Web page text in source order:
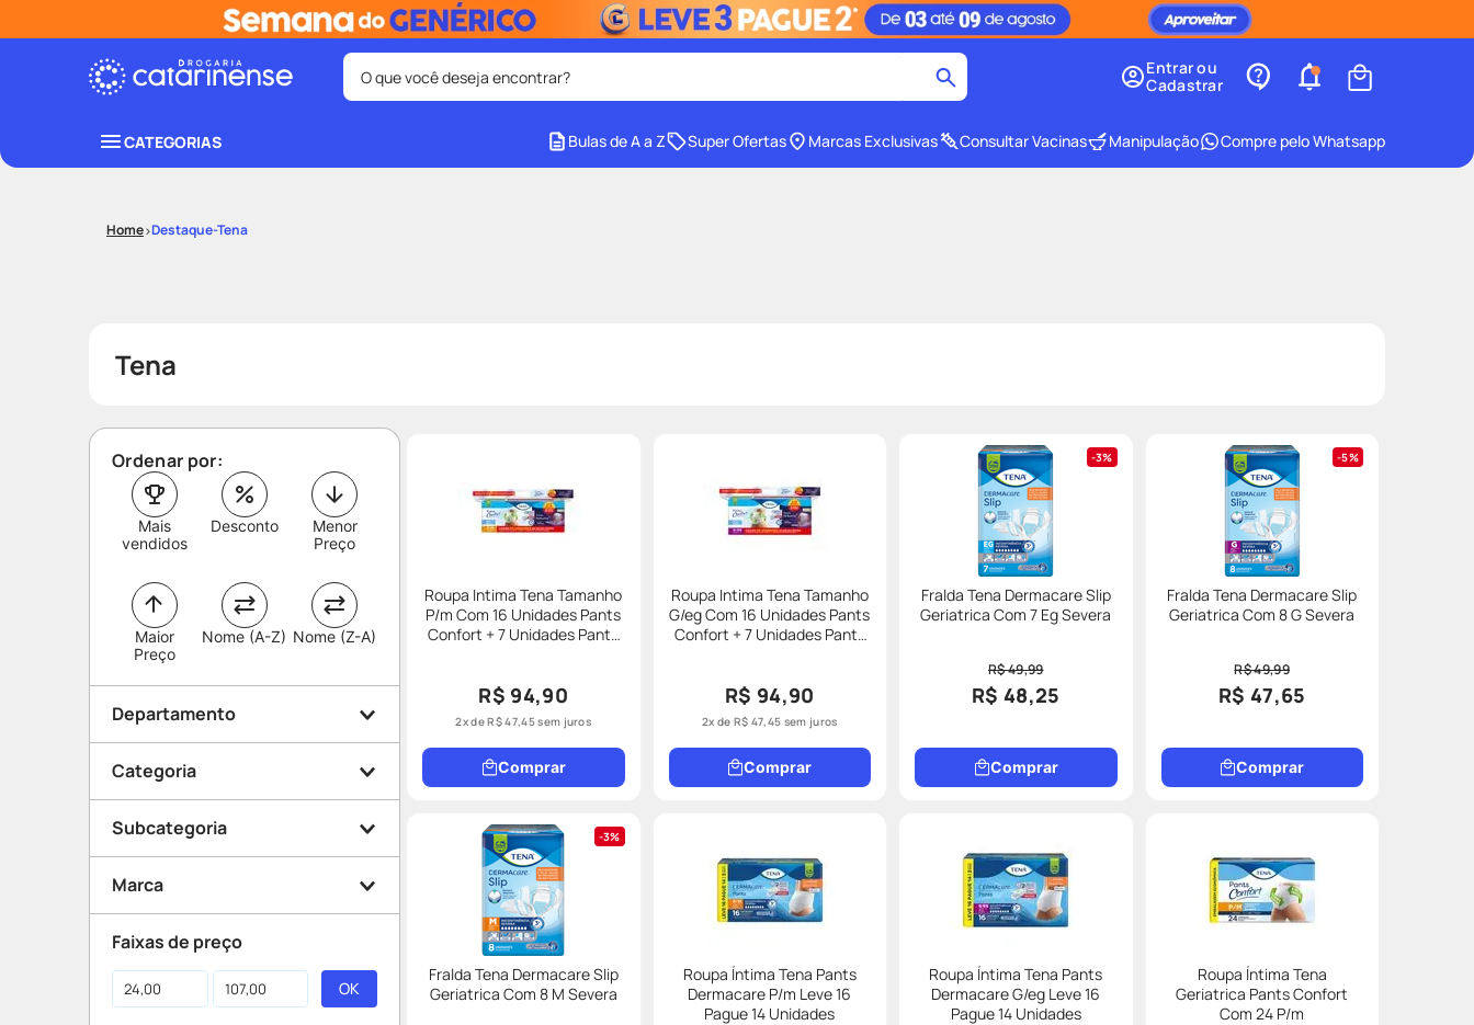
O que você deseja encontrar?
Entrar ou
Cadastrar
CATEGORIAS Bulas de A a Z Super Ofertas Marcas Exclusivas Consultar Vacinas Manipulação Compre pelo Whatsapp
Destaque-Tena
Tena
Ordenar por:
Mais
vendidos
Desconto
Maior
Preço
Menor
Preço
Nome (A-Z) Nome (Z-A)
Departamento
Saúde e Bem Estar
Higiene
Categoria
Geriatria
Higiene íntima
Subcategoria
Roupa Íntima
Fralda
Absorvente
Marca
Tena
Faixas de preço
Roupa Intima Tena Tamanho
P/m Com 16 Unidades Pants
Confort + 7 Unidades Pants
R$ 94,90
2x deR$47,45sem juros
Comprar
Roupa Intima Tena Tamanho
G/eg Com 16 Unidades Pants
Confort + 7 Unidades Pants
R$ 94,90
2x de R$ 47,45 sem juros
Comprar
3%
Fralda Tena Dermacare Slip
Geriatrica Com 7 Eg Severa
R$ 49,99
R$ 48,25
Comprar
5%
Fralda Tena Dermacare Slip
Geriatrica Com 8 G Severa
R$ 49,99
R$ 47,65
Comprar
3%
Fralda Tena Dermacare Slip
Geriatrica Com 8 M Severa
Roupa Íntima Tena Pants
Dermacare P/m Leve 16
Pague 14 Unidades
Roupa Íntima Tena Pants
Dermacare G/eg Leve 16
Pague 14 Unidades
Roupa Íntima Tena
Geriatrica Pants Confort
Com 24 P/m